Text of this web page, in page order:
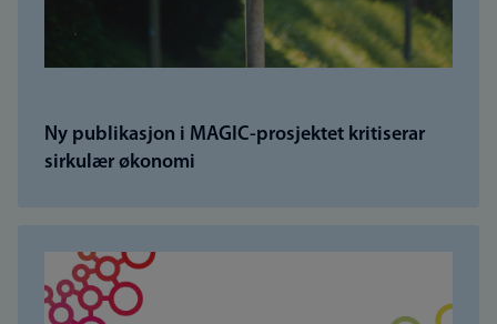
Ny publikasjon i MAGIC-prosjektet kritiserar
sirkulær økonomi